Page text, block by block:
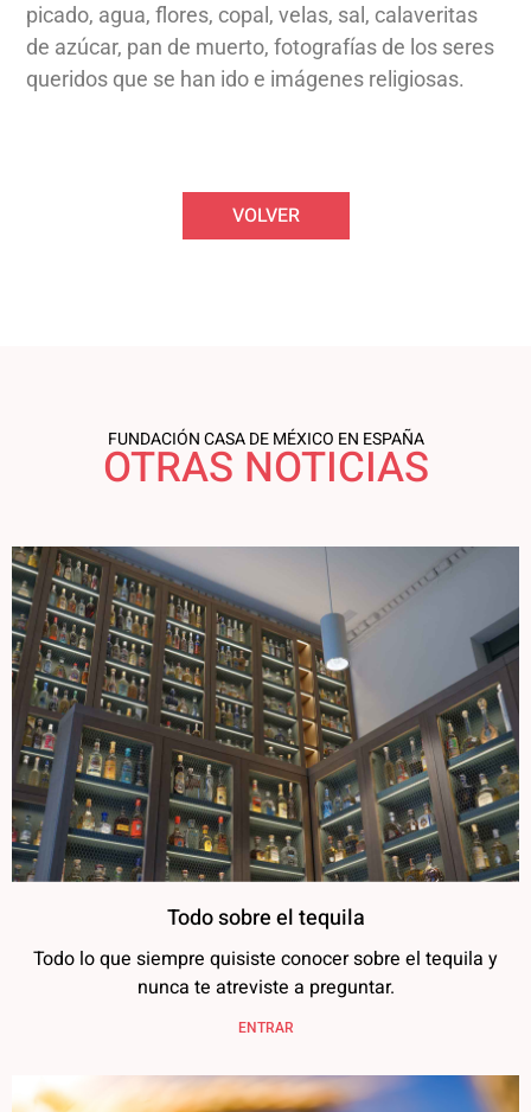
picado, agua, flores, copal, velas, sal, calaveritas
de azúcar, pan de muerto, fotografías de los seres
queridos que se han ido e imágenes religiosas.
VOLVER
FUNDACIÓN CASA DE MÉXICO EN ESPAÑA
OTRAS NOTICIAS
Todo sobre el tequila
Todo lo que siempre quisiste conocer sobre el tequila y
nunca te atreviste a preguntar.
ENTRAR